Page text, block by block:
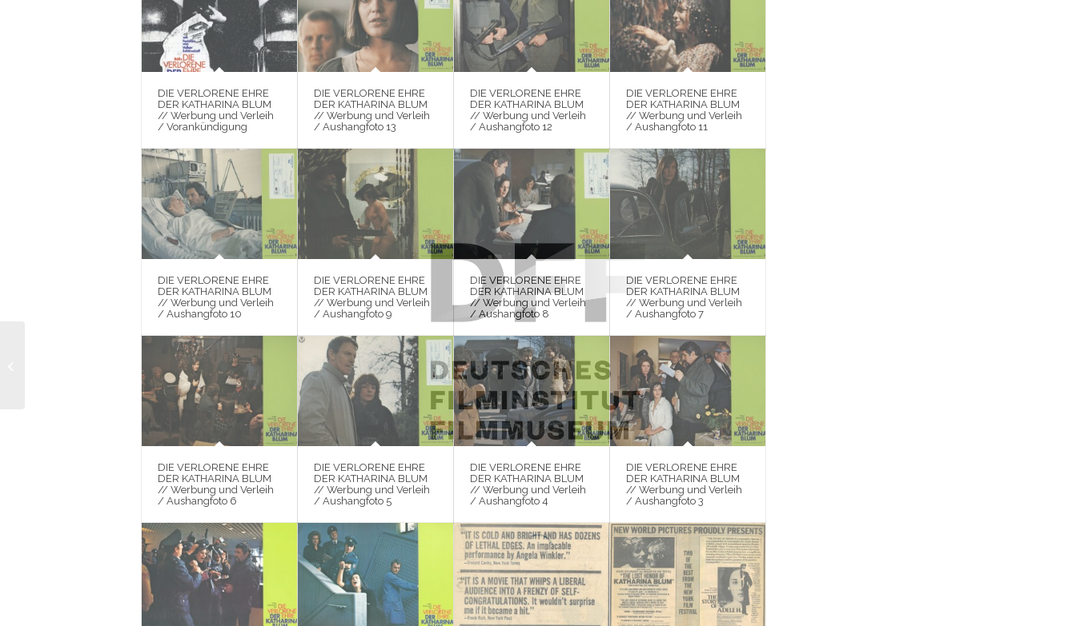
DIE VERLORENE EHRE
DER KATHARINA BLUM
// Werbung und Verleih
/ Vorankündigung
DIE VERLORENE EHRE
DER KATHARINA BLUM
// Werbung und Verleih
/ Aushangfoto 13
DIE VERLORENE EHRE
DER KATHARINA BLUM
// Werbung und Verleih
/ Aushangfoto 12
DIE VERLORENE EHRE
DER KATHARINA BLUM
// Werbung und Verleih
/ Aushangfoto 11
DIE VERLORENE EHRE
DER KATHARINA BLUM
// Werbung und Verleih
/ Aushangfoto 10
DIE VERLORENE EHRE
DER KATHARINA BLUM
// Werbung und Verleih
/ Aushangfoto 9
DIE VERLORENE EHRE
DER KATHARINA BLUM
// Werbung und Verleih
/ Aushangfoto 8
DIE VERLORENE EHRE
DER KATHARINA BLUM
// Werbung und Verleih
/ Aushangfoto 7
DIE VERLORENE EHRE
DER KATHARINA BLUM
// Werbung und Verleih
/ Aushangfoto 6
DIE VERLORENE EHRE
DER KATHARINA BLUM
// Werbung und Verleih
/ Aushangfoto 5
DIE VERLORENE EHRE
DER KATHARINA BLUM
// Werbung und Verleih
/ Aushangfoto 4
DIE VERLORENE EHRE
DER KATHARINA BLUM
// Werbung und Verleih
/ Aushangfoto 3